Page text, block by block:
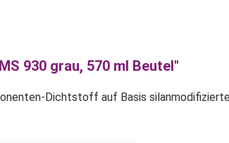
930 grau, 570 ml Beutel"
Dichtstoff auf Basis